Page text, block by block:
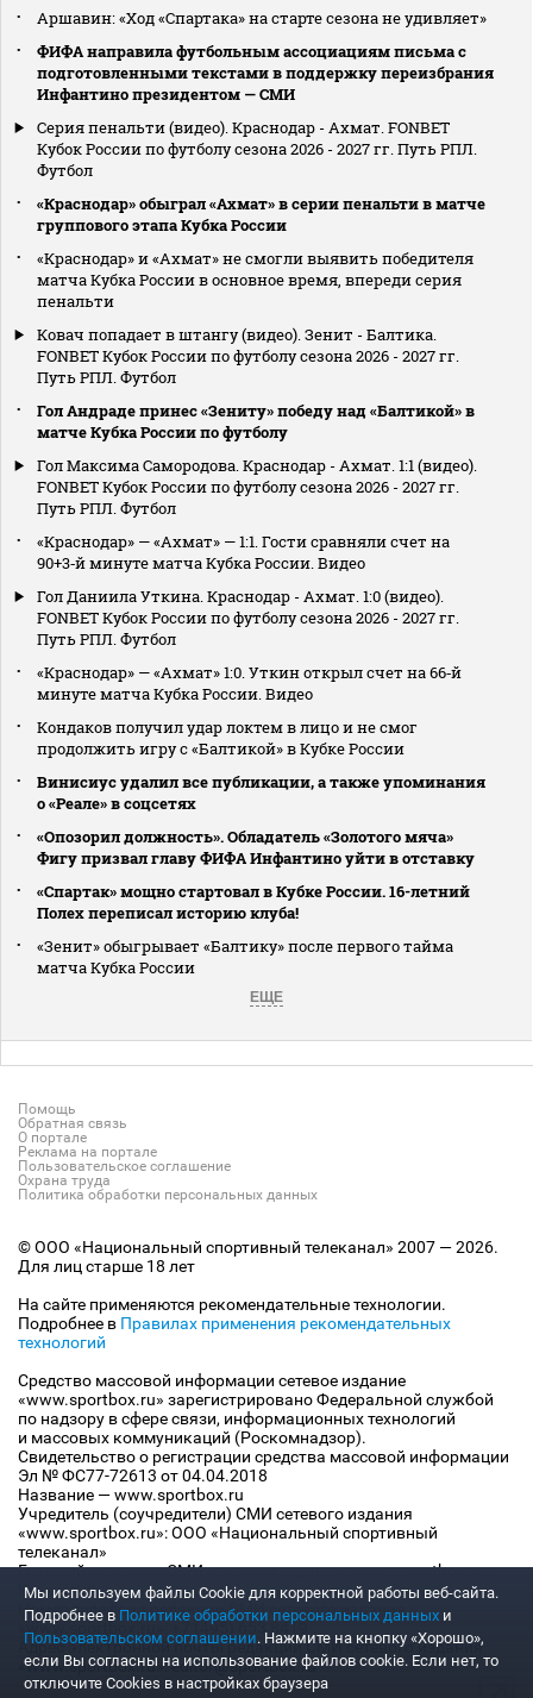
Аршавин: «Ход «Спартака» на старте сезона не удивляет»
ФИФА направила футбольным ассоциациям письма с
подготовленными текстами в поддержку переизбрания
Инфантино президентом — СМИ
Серия пенальти (видео). Краснодар - Ахмат. FONBET
Кубок России по футболу сезона 2026 - 2027 гг. Путь РПЛ.
Футбол
«Краснодар» обыграл «Ахмат» в серии пенальти в матче
группового этапа Кубка России
«Краснодар» и «Ахмат» не смогли выявить победителя
матча Кубка России в основное время, впереди серия
пенальти
Ковач попадает в штангу (видео). Зенит - Балтика.
FONBET Кубок России по футболу сезона 2026 - 2027 гг.
Путь РПЛ. Футбол
Гол Андраде принес «Зениту» победу над «Балтикой» в
матче Кубка России по футболу
Гол Максима Самородова. Краснодар - Ахмат. 1:1 (видео).
FONBET Кубок России по футболу сезона 2026 - 2027 гг.
Путь РПЛ. Футбол
«Краснодар» — «Ахмат» — 1:1. Гости сравняли счет на
90+3‑й минуте матча Кубка России. Видео
Гол Даниила Уткина. Краснодар - Ахмат. 1:0 (видео).
FONBET Кубок России по футболу сезона 2026 - 2027 гг.
Путь РПЛ. Футбол
«Краснодар» — «Ахмат» 1:0. Уткин открыл счет на 66‑й
минуте матча Кубка России. Видео
Кондаков получил удар локтем в лицо и не смог
продолжить игру с «Балтикой» в Кубке России
Винисиус удалил все публикации, а также упоминания
о «Реале» в соцсетях
«Опозорил должность». Обладатель «Золотого мяча»
Фигу призвал главу ФИФА Инфантино уйти в отставку
«Спартак» мощно стартовал в Кубке России. 16-летний
Полех переписал историю клуба!
«Зенит» обыгрывает «Балтику» после первого тайма
матча Кубка России
ЕЩЕ
Помощь
Обратная связь
О портале
Реклама на портале
Пользовательское соглашение
Охрана труда
Политика обработки персональных данных
© ООО «Национальный спортивный телеканал» 2007 — 2026.
Для лиц старше 18 лет
На сайте применяются рекомендательные технологии.
Подробнее в Правилах применения рекомендательных
технологий
Средство массовой информации сетевое издание
«www.sportbox.ru» зарегистрировано Федеральной службой
по надзору в сфере связи, информационных технологий
и массовых коммуникаций (Роскомнадзор).
Свидетельство о регистрации средства массовой информации
Эл № ФС77-72613 от 04.04.2018
Название — www.sportbox.ru
Учредитель (соучредители) СМИ сетевого издания
«www.sportbox.ru»: ООО «Национальный спортивный
телеканал»
Главный редактор СМИ сетевого издания «www.sportbox.ru»:
Конов В.А.
Номер телефона редакции СМИ сетевого издания
«www.sportbox.ru»: +7 (495) 653 8419
Адрес электронной почты редакции СМИ сетевого издания
«www.sportbox.ru»: editor@sportbox.ru
Мы используем файлы Сookie для корректной работы веб-сайта.
Подробнее в Политике обработки персональных данных и
Пользовательском соглашении. Нажмите на кнопку «Хорошо»,
если Вы согласны на использование файлов cookie. Если нет, то
отключите Cookies в настройках браузера